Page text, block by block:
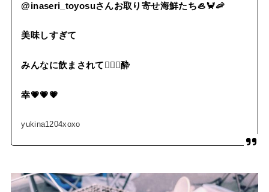
@inaseri_toyosuさんお取り寄せ海鮮たち🦪🦀🦐
美味しすぎて
みんなに飲まされて🧏🏼‍♀️酔
幸💗💗💗
yukina1204xoxo